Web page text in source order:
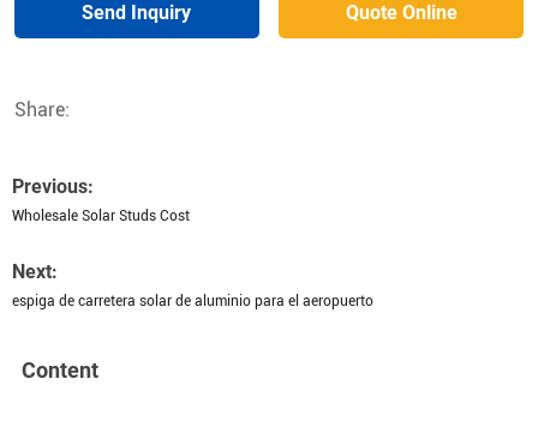
Send Inquiry Quote Online
Share:
Previous:
Wholesale Solar Studs Cost
Next:
espiga de carretera solar de aluminio para el aeropuerto
Content